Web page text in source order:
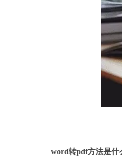
word转pdf方法是什